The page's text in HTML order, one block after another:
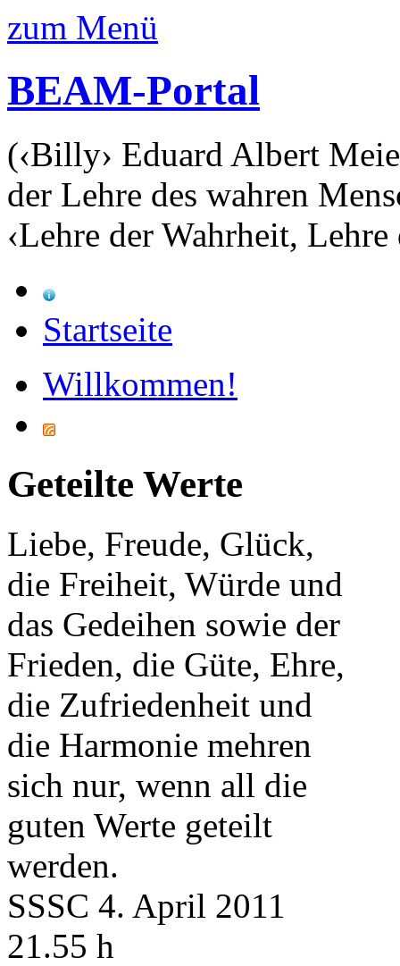
zum Menü
BEAM-Portal
(‹Billy› Eduard Albert
der Lehre des wahren
‹Lehre der Wahrheit, Lehre
Startseite
Willkommen!
Geteilte Werte
Liebe, Freude, Glück,
die Freiheit, Würde und
das Gedeihen sowie der
Frieden, die Güte, Ehre,
die Zufriedenheit und
die Harmonie mehren
sich nur, wenn all die
guten Werte geteilt
werden.
SSSC 4. April 2011
21.55 h